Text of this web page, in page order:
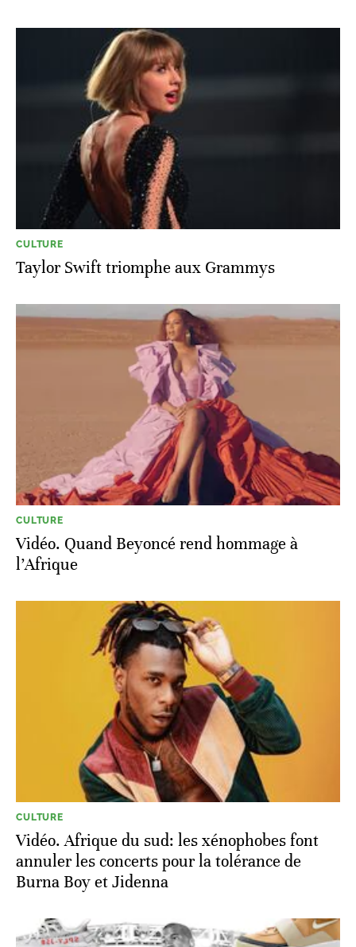
CULTURE
Taylor Swift triomphe aux Grammys
CULTURE
Vidéo. Quand Beyoncé rend hommage à
l’Afrique
CULTURE
Vidéo. Afrique du sud: les xénophobes font
annuler les concerts pour la tolérance de
Burna Boy et Jidenna